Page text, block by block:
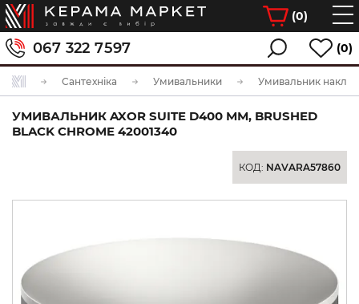
(0)
067 322 7597 (0)
Сантехніка Умивальники Умивальник
УМИВАЛЬНИК AXOR SUITE D400 ММ, BRUSHED
BLACK CHROME 42001340
КОД: NAVARA57860